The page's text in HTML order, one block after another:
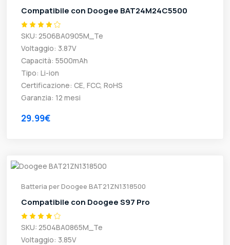
Compatibile con Doogee BAT24M24C5500
SKU: 2506BA0905M_Te
Voltaggio: 3.87V
Capacità: 5500mAh
Tipo: Li-ion
Certificazione: CE, FCC, RoHS
Garanzia: 12 mesi
29.99€
Batteria per Doogee BAT21ZN1318500
Compatibile con Doogee S97 Pro
SKU: 2504BA0865M_Te
Voltaggio: 3.85V